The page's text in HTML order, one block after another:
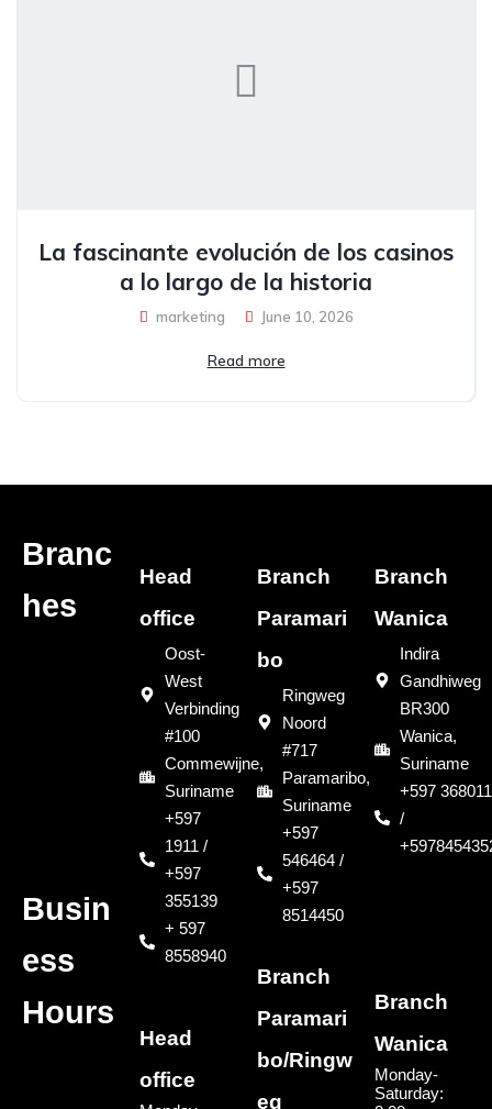
La fascinante evolución de los casinos
a lo largo de la historia
marketing June 10, 2026
Read more
Branc
hes
Busin
ess
Hours
Head
office
Oost-
West
Verbinding
#100
Commewijne,
Suriname
+597
1911 /
+597
355139
+ 597
8558940
Head
office
Branch
Paramari
bo
Ringweg
Noord
#717
Paramaribo,
Suriname
+597
546464 /
+597
8514450
Branch
Paramari
bo/Ringw
eg
Branch
Wanica
Indira
Gandhiweg
BR300
Wanica,
Suriname
+597 368011
/
Branch
Wanica
Monday-
Saturday: